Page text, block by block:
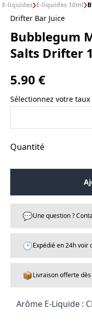
E-liquides E-liquides 10ml
Drifter Bar Juice
Bubblegum
Salts Drifter
5.90 €
Sélectionnez votre
Quantité
💬Une question ?
🕒Expédié en 24h voir
📦Livraison offerte
Arôme E-Liquide :